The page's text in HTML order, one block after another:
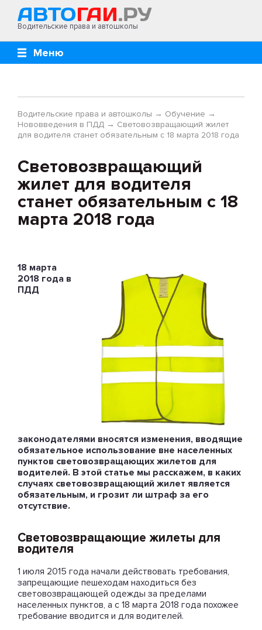
Водительские права и автошколы
Меню
Водительские права и автошколы → Обучение →
Нововведения в ПДД → Световозвращающий жилет
для водителя станет обязательным с 18 марта 2018 года
Световозвращающий
жилет для водителя
станет обязательным с 18
марта 2018 года
18 марта
2018 года в
ПДД
законодателями вносятся изменения, вводящие
обязательное использование вне населенных
пунктов световозвращающих жилетов для
водителей. В этой статье мы расскажем, в каких
случаях световозвращающий жилет является
обязательным, и грозит ли штраф за его
отсутствие.
Световозвращающие жилеты для
водителя
1 июля 2015 года начали действовать требования,
запрещающие пешеходам находиться без
световозвращающей одежды за пределами
населенных пунктов, а с 18 марта 2018 года похожее
требование вводится и для водителей.